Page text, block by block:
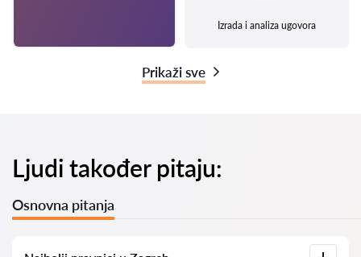
Izrada i analiza ugovora
Prikaži sve
Ljudi također pitaju:
Osnovna pitanja